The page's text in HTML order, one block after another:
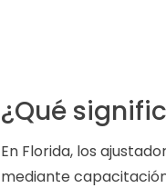
¿Qué
En Florida, los
mediante